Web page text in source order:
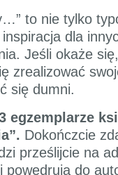
to nie tylko
dla
Jeśli okaże
zrealizować
się dumni.
egzemplarze
Dokończcie
prześlijcie na
powędrują do